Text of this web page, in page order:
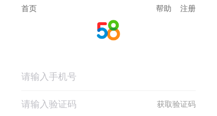
首页 帮助 注册
获取验证码